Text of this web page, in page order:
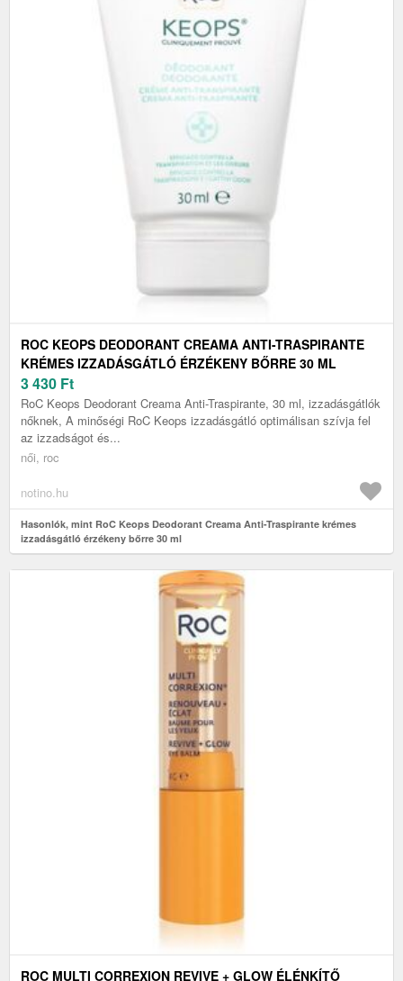
ROC KEOPS DEODORANT CREAMA ANTI-TRASPIRANTE
KRÉMES IZZADÁSGÁTLÓ ÉRZÉKENY BŐRRE 30 ML
3 430 Ft
RoC Keops Deodorant Creama Anti-Traspirante, 30 ml, izzadásgátlók
nőknek, A minőségi RoC Keops izzadásgátló optimálisan szívja fel
az izzadságot és...
női, roc
notino.hu
Hasonlók, mint RoC Keops Deodorant Creama Anti-Traspirante krémes
izzadásgátló érzékeny bőrre 30 ml
ROC MULTI CORREXION REVIVE + GLOW ÉLÉNKÍTŐ